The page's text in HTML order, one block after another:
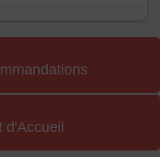
d'Accueil